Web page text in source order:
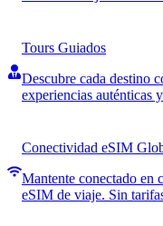
Tours Guiados
Descubre cada destino
experiencias auténticas
Conectividad eSIM
Mantente conectado en
eSIM de viaje. Sin